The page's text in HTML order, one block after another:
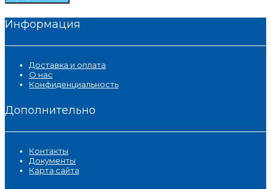
Информация
Доставка и оплата
О нас
Конфиденциальность
Дополнительно
Контакты
Документы
Карта сайта